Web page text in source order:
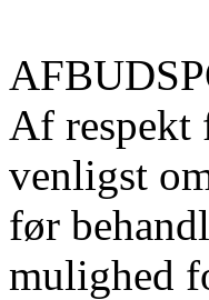
Af respekt
venligst
før
mulighed